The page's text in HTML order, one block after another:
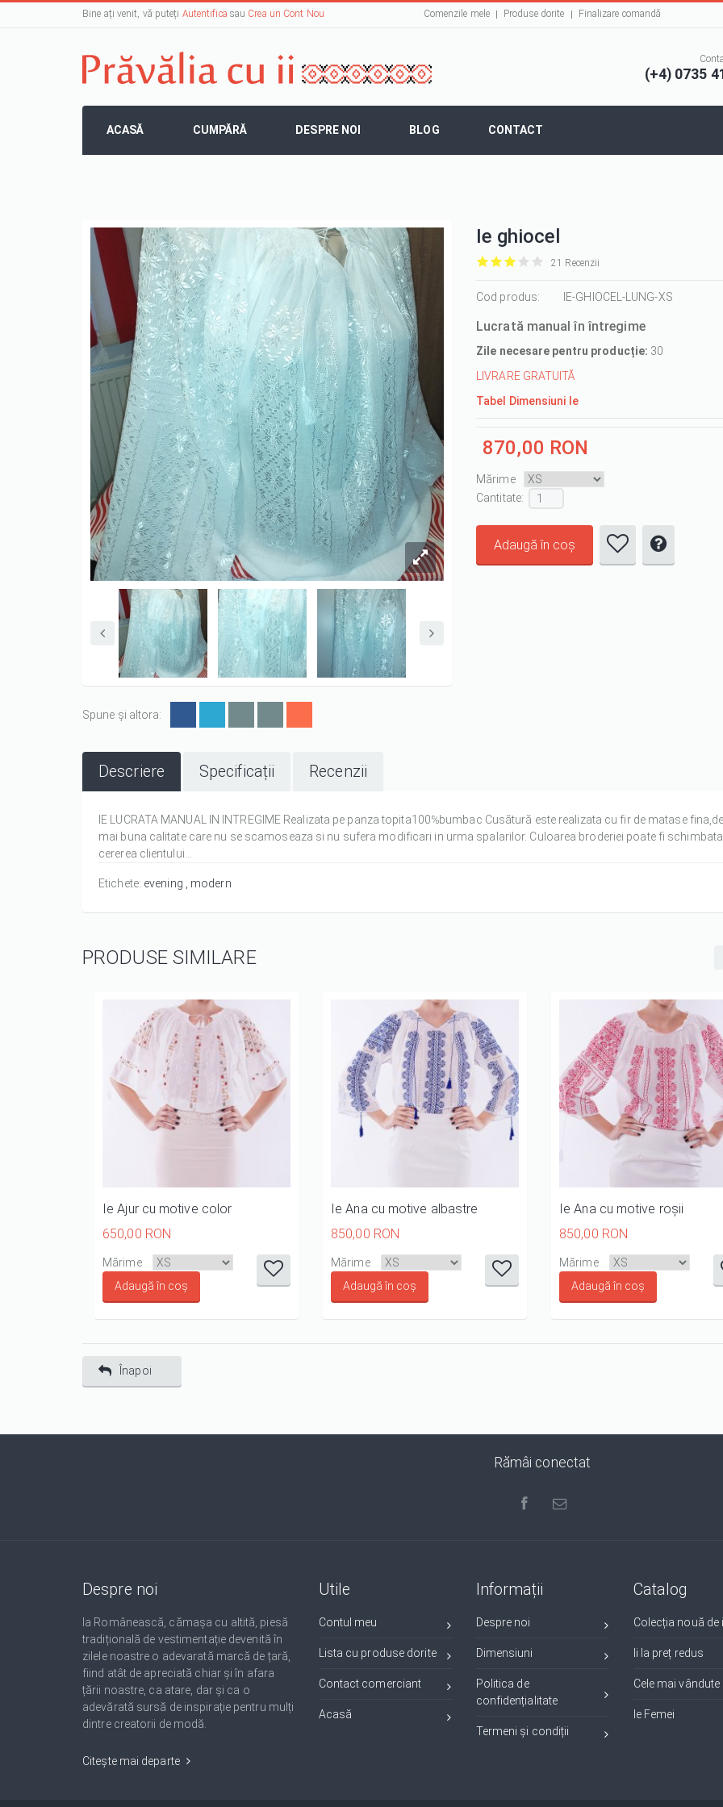
Bine ați venit, vă puteți Autentifica sau Crea un Cont Nou Comenzile mele Produse dorite Finalizare comandă
(+4) 0735
ACASĂ CUMPĂRĂ DESPRE NOI BLOG CONTACT
Ie ghiocel
it
1/5
it
2/5
it
3/5
it
4/5
it
5/5
21 Recenzii
Cod produs: IE-GHIOCEL-LUNG-XS
Lucrată manual în întregime
Zile necesare pentru producție: 30
LIVRARE GRATUITĂ
Tabel Dimensiuni Ie
870,00 RON
Mărime
Cantitate :
Spune și altora:
Descriere Specificații Recenzii
IE LUCRATA MANUAL IN INTREGIME Realizata pe panza topita100℅bumbac Cusătură este realizata cu fir de matase
mai buna calitate care nu se scamoseaza si nu sufera modificari in urma spalarilor. Culoarea broderiei poate fi
cererea clientului...
Etichete: evening modern
PRODUSE SIMILARE
Ie Ajur cu motive color
650,00 RON
it
1/5
3/5
it
4/5
it
5/5
Mărime
Ie Ana cu motive albastre
850,00 RON
it
1/5
3/5
it
4/5
it
5/5
Mărime
Ie Ana cu motive roșii
850,00 RON
it
1/5
3/
Mărime
Înapoi
Rămâi conectat
Despre noi
Ia Românească, cămașa cu altită, piesă
tradițională de vestimentație devenită în
zilele noastre o adevarată marcă de țară,
fiind atât de apreciată chiar și în afara
țării noastre, ca atare, dar și ca o
adevărată sursă de inspirație pentru mulți
dintre creatorii de modă.
Citește mai departe
Utile
Contul meu
Lista cu produse dorite
Contact comerciant
Acasă
Informații
Despre noi
Dimensiuni
Politica de
confidențialitate
Termeni și condiții
Catalog
Colecția nouă de
Ii la preț redus
Cele mai vândute
Ie Femei